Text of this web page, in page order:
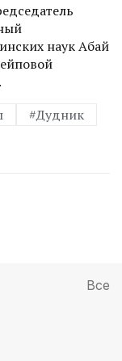
наук Абай
#Дудник
Все